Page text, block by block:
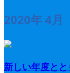
2020年 4月
新しい年度と